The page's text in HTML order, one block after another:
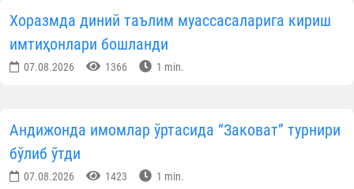
Хоразмда диний таълим муассасаларига кириш
имтиҳонлари бошланди
07.08.2026 1366 1 min.
Андижонда имомлар ўртасида “Заковат” турнири
бўлиб ўтди
07.08.2026 1423 1 min.